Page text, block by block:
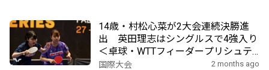
14歳・村松心菜が2大会連続決勝進
出 英田理志はシングルスで4強入り
＜卓球・WTTフィーダープリシュテ
ィナ2026＞
国際大会 2 months ago